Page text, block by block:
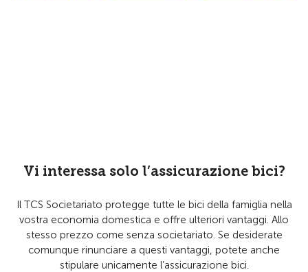
Vi interessa solo l’assicurazione bici?
Il TCS Societariato protegge tutte le bici della famiglia nella
vostra economia domestica e offre ulteriori vantaggi. Allo
stesso prezzo come senza societariato. Se desiderate
comunque rinunciare a questi vantaggi, potete anche
stipulare unicamente l’assicurazione bici.